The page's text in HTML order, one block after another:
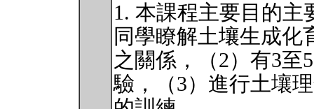
1. 本課程主要目的主
同學瞭解土壤生成化
之關係，（2）有3至
驗，（3）進行土壤